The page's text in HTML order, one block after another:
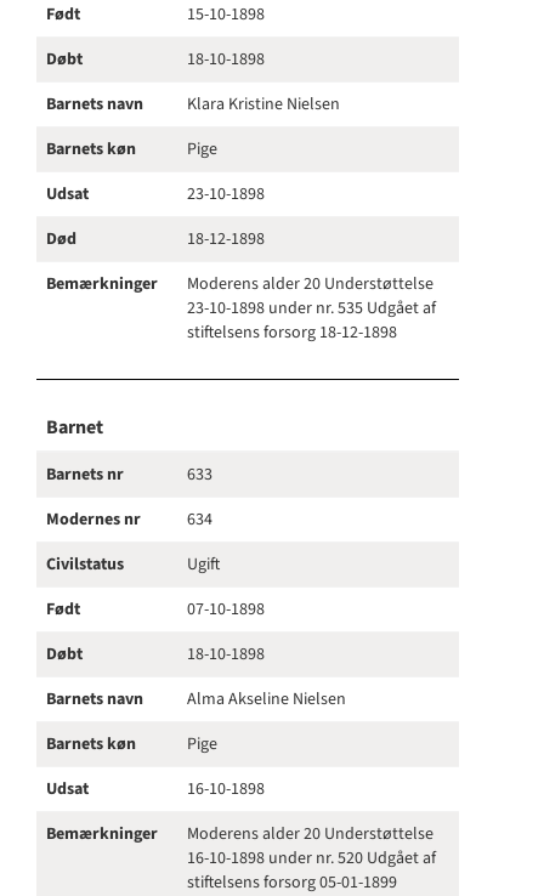
Født
15-10-1898
Døbt
18-10-1898
Barnets navn
Klara Kristine Nielsen
Barnets køn
Pige
Udsat
23-10-1898
Død
18-12-1898
Bemærkninger
Moderens alder 20 Understøttelse
23-10-1898 under nr. 535 Udgået af
stiftelsens forsorg 18-12-1898
Barnet
Barnets nr
633
Modernes nr
634
Civilstatus
Ugift
Født
07-10-1898
Døbt
18-10-1898
Barnets navn
Alma Akseline Nielsen
Barnets køn
Pige
Udsat
16-10-1898
Bemærkninger
Moderens alder 20 Understøttelse
16-10-1898 under nr. 520 Udgået af
stiftelsens forsorg 05-01-1899